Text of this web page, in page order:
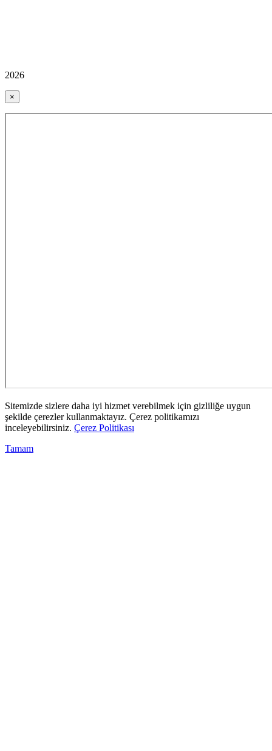
2026
×
Sitemizde sizlere daha iyi hizmet verebilmek için gizliliğe uygun
şekilde çerezler kullanmaktayız. Çerez politikamızı
inceleyebilirsiniz. Çerez Politikası
Tamam